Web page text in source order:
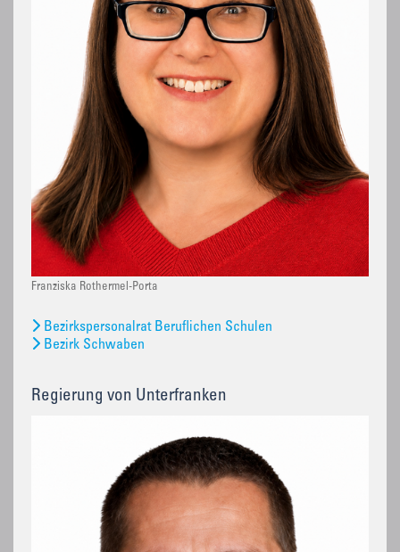
Franziska Rothermel-Porta
Bezirkspersonalrat Beruflichen Schulen
Bezirk Schwaben
Regierung von Unterfranken